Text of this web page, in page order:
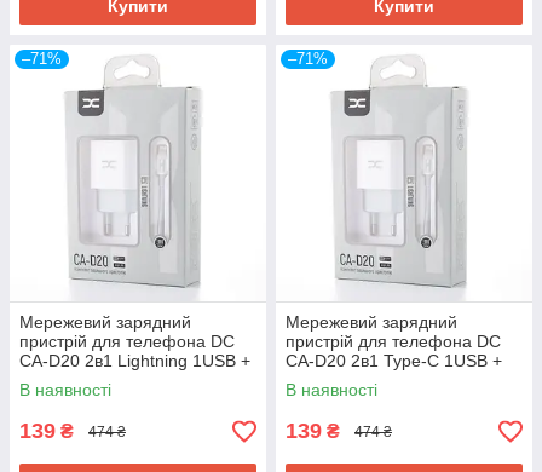
Купити Купити
–71%
Мережевий зарядний
пристрій для телефона DC
CA-D20 2в1 Lightning 1USB +
PD 2.4A White
В наявності
139 ₴ 474 ₴
–71%
Мережевий зарядний
пристрій для телефона DC
CA-D20 2в1 Type-C 1USB +
PD 2.4A White
В наявності
139 ₴ 474 ₴